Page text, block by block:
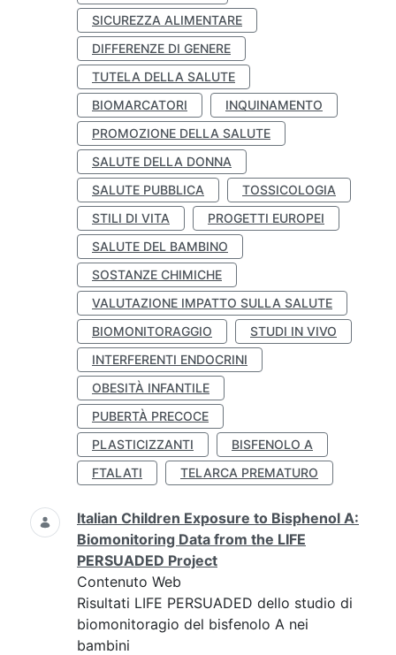
SICUREZZA ALIMENTARE
DIFFERENZE DI GENERE
TUTELA DELLA SALUTE
BIOMARCATORI
INQUINAMENTO
PROMOZIONE DELLA SALUTE
SALUTE DELLA DONNA
SALUTE PUBBLICA
TOSSICOLOGIA
STILI DI VITA
PROGETTI EUROPEI
SALUTE DEL BAMBINO
SOSTANZE CHIMICHE
VALUTAZIONE IMPATTO SULLA SALUTE
BIOMONITORAGGIO
STUDI IN VIVO
INTERFERENTI ENDOCRINI
OBESITÀ INFANTILE
PUBERTÀ PRECOCE
PLASTICIZZANTI
BISFENOLO A
FTALATI
TELARCA PREMATURO
Italian Children Exposure to Bisphenol A:
Biomonitoring Data from the LIFE
PERSUADED Project
Contenuto Web
Risultati LIFE PERSUADED dello studio di
biomonitoragio del bisfenolo A nei
bambini